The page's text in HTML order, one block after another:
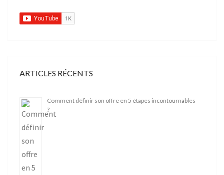
ARTICLES RÉCENTS
Comment définir son offre en 5 étapes incontournables
?